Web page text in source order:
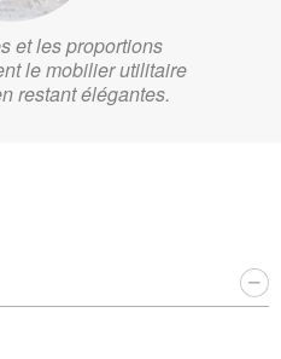
et les proportions
le mobilier utilitaire
restant élégantes.